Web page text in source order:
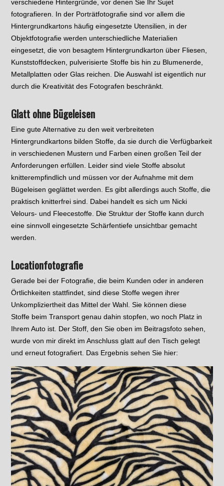
verschiedene Hintergründe, vor denen Sie Ihr Sujet
fotografieren. In der Porträtfotografie sind vor allem die
Hintergrundkartons häufig eingesetzte Utensilien, in der
Objektfotografie werden unterschiedliche Materialien
eingesetzt, die von besagtem Hintergrundkarton über Fliesen,
Kunststoffdecken, pulverisierte Stoffe bis hin zu Blumenerde,
Metallplatten oder Glas reichen. Die Auswahl ist eigentlich nur
durch die Kreativität des Fotografen beschränkt.
Glatt ohne Bügeleisen
Eine gute Alternative zu den weit verbreiteten
Hintergrundkartons bilden Stoffe, da sie durch die Verfügbarkeit
in verschiedenen Mustern und Farben einen großen Teil der
Anforderungen erfüllen. Leider sind viele Stoffe absolut
knitterempfindlich und müssen vor der Aufnahme mit dem
Bügeleisen geglättet werden. Es gibt allerdings auch Stoffe, die
praktisch knitterfrei sind. Dabei handelt es sich um Nicki
Velours- und Fleecestoffe. Die Struktur der Stoffe kann durch
eine sinnvoll eingesetzte Schärfentiefe unsichtbar gemacht
werden.
Locationfotografie
Gerade bei der Fotografie, die beim Kunden oder in anderen
Örtlichkeiten stattfindet, sind diese Stoffe wegen ihrer
Unkompliziertheit das Mittel der Wahl. Sie können diese
Stoffe beim Transport genau dahin stopfen, wo noch Platz in
Ihrem Auto ist. Der Stoff, den Sie oben im Beitragsfoto sehen,
wurde von mir direkt im Anschluss glatt auf den Tisch gelegt
und erneut fotografiert. Das Ergebnis sehen Sie hier: